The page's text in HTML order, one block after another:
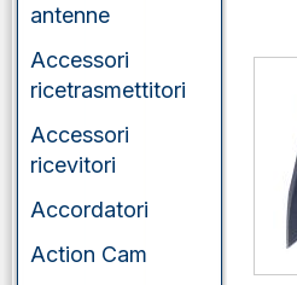
antenne
Accessori
ricetrasmettitori
Accessori
ricevitori
Accordatori
Action Cam